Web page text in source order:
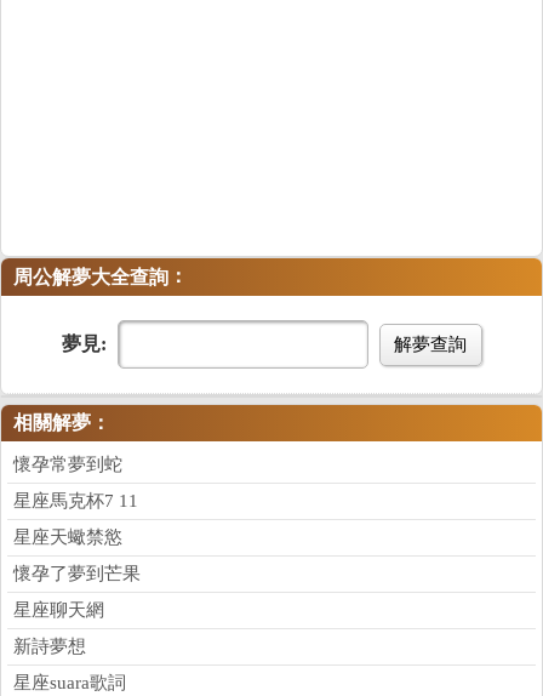
周公解夢大全查詢 ：
夢見: 解夢查詢
相關解夢：
懷孕常夢到蛇
星座馬克杯7 11
星座天蠍禁慾
懷孕了夢到芒果
星座聊天網
新詩夢想
星座suara歌詞